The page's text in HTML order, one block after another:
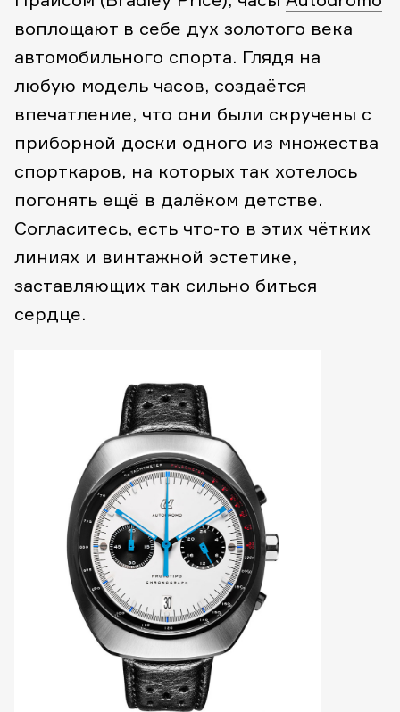
воплощают в себе дух золотого века
автомобильного спорта. Глядя на
любую модель часов, создаётся
впечатление, что они были скручены с
приборной доски одного из множества
спорткаров, на которых так хотелось
погонять ещё в далёком детстве.
Согласитесь, есть что-то в этих чётких
линиях и винтажной эстетике,
заставляющих так сильно биться
сердце.